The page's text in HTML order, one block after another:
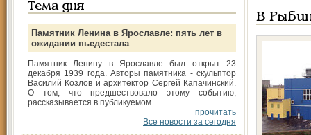
Тема дня
Памятник Ленина в Ярославле: пять лет в
ожидании пьедестала
Памятник Ленину в Ярославле был открыт 23
декабря 1939 года. Авторы памятника - скульптор
Василий Козлов и архитектор Сергей Капачинский.
О том, что предшествовало этому событию,
рассказывается в публикуемом ...
прочитать
Все новости за сегодня
В